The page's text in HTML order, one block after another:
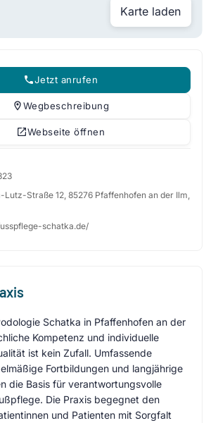
Karte laden
Jetzt anrufen
Wegbeschreibung
Webseite öffnen
Straße 12, 85276 Pfaffenhofen an der Ilm,
schatka.de/
Schatka in Pfaffenhofen an der
Kompetenz und individuelle
ist kein Zufall. Umfassende
Fortbildungen und langjährige
die Basis für verantwortungsvolle
Die Praxis begegnet den
und Patienten mit Sorgfalt